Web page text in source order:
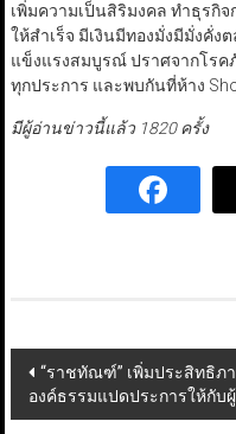
เพิ่มความเป็นสิริมงคล ทำธุรกิจ
ให้สำเร็จ มีเงินมีทองมั่งมีมั่งคั่ง
แข็งแรงสมบูรณ์ ปราศจากโรค
ทุกประการ และพบกันที่ห้าง
มีผู้อ่านข่าวนี้แล้ว 1820 ครั้ง
Post
navigation
“ราชทัณฑ์” เพิ่มประสิทธิภ
องค์ธรรมแปดประการให้กับ